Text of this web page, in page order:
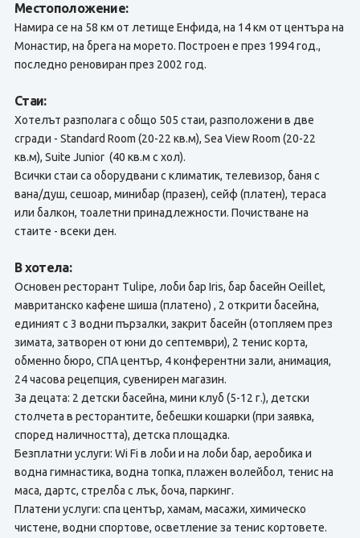
Местоположение:
Намира се на 58 км от летище Енфида, на 14 км от центъра на
Монастир, на брега на морето. Построен е през 1994 год.,
последно реновиран през 2002 год.
Стаи:
Хотелът разполага с общо 505 стаи, разположени в две
сгради - Standard Room (20-22 кв.м), Sea View Room (20-22
кв.м), Suite Junior (40 кв.м с хол).
Всички стаи са оборудвани с климатик, телевизор, баня с
вана/душ, сешоар, минибар (празен), сейф (платен), тераса
или балкон, тоалетни принадлежности. Почистване на
стаите - всеки ден.
В хотела:
Основен ресторант Tulipe, лоби бар Iris, бар басейн Oeillet,
мавританско кафене шиша (платено) , 2 открити басейна,
единият с 3 водни пързалки, закрит басейн (отопляем през
зимата, затворен от юни до септември), 2 тенис корта,
обменно бюро, СПА център, 4 конферентни зали, анимация,
24 часова рецепция, сувенирен магазин.
За децата: 2 детски басейна, мини клуб (5-12 г.), детски
столчета в ресторантите, бебешки кошарки (при заявка,
според наличността), детска площадка.
Безплатни услуги: Wi Fi в лоби и на лоби бар, аеробика и
водна гимнастика, водна топка, плажен волейбол, тенис на
маса, дартс, стрелба с лък, боча, паркинг.
Платени услуги: спа център, хамам, масажи, химическо
чистене, водни спортове, осветление за тенис кортовете.